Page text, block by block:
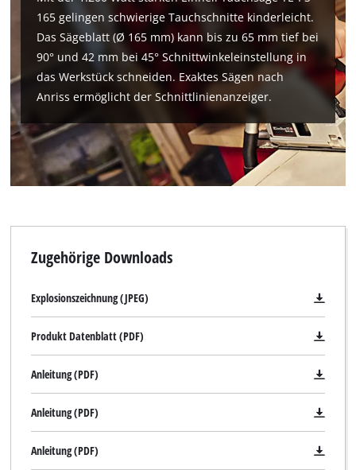
Google Maps laden zu können!
to trackers that are not disclosed to the
visitor. The website owner needs to setup
the site with their CMP to add this content
Management Platform
165 gelingen schwierige Tauchschnitte kinderleicht.
Das Sägeblatt (Ø 165 mm) kann bis zu 65 mm tief bei
90° und 42 mm bei 45° Schnittwinkeleinstellung in
das Werkstück schneiden. Exaktes Sägen nach
Anriss ermöglicht der Schnittlinienanzeiger.
Zugehörige Downloads
Explosionszeichnung (JPEG)
Produkt Datenblatt (PDF)
Anleitung (PDF)
Anleitung (PDF)
Anleitung (PDF)